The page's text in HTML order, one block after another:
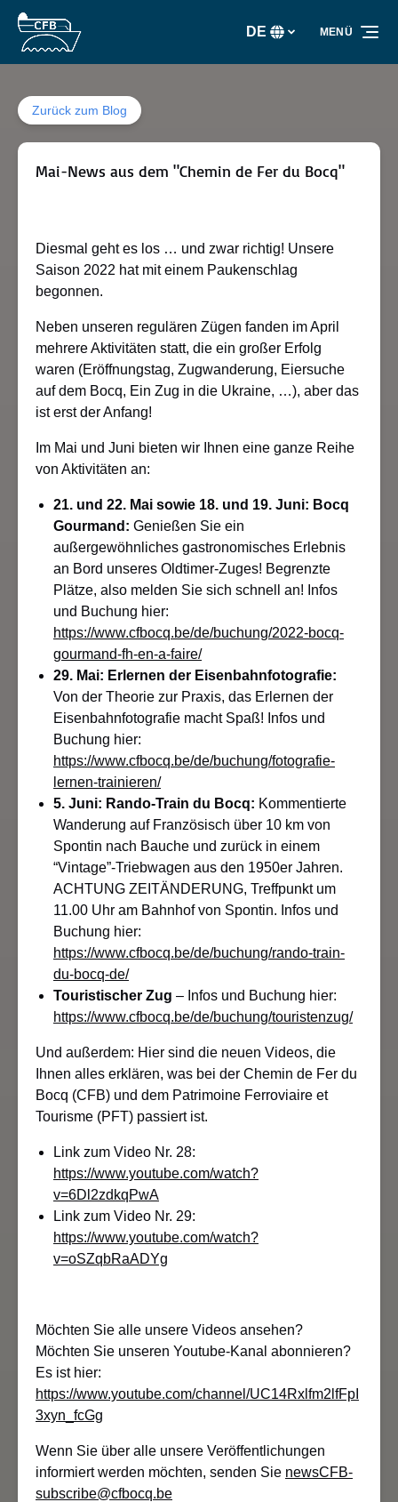
Zur Primärnavigation springen
Zum Inhalt springen
Zur Fußzeile springen
Sie
DE MENÜ
Zurück zum Blog
Mai-News aus dem "Chemin de Fer du Bocq"
Diesmal geht es los … und zwar richtig! Unsere
Saison 2022 hat mit einem Paukenschlag
begonnen.
Neben unseren regulären Zügen fanden im April
mehrere Aktivitäten statt, die ein großer Erfolg
waren (Eröffnungstag, Zugwanderung, Eiersuche
auf dem Bocq, Ein Zug in die Ukraine, …), aber das
ist erst der Anfang!
Im Mai und Juni bieten wir Ihnen eine ganze Reihe
von Aktivitäten an:
21. und 22. Mai sowie 18. und 19. Juni: Bocq
Gourmand: Genießen Sie ein
außergewöhnliches gastronomisches Erlebnis
an Bord unseres Oldtimer-Zuges! Begrenzte
Plätze, also melden Sie sich schnell an! Infos
und Buchung hier:
https://www.cfbocq.be/de/buchung/2022-bocq-
gourmand-fh-en-a-faire/
29. Mai: Erlernen der Eisenbahnfotografie:
Von der Theorie zur Praxis, das Erlernen der
Eisenbahnfotografie macht Spaß! Infos und
Buchung hier:
https://www.cfbocq.be/de/buchung/fotografie-
lernen-trainieren/
5. Juni: Rando-Train du Bocq: Kommentierte
Wanderung auf Französisch über 10 km von
Spontin nach Bauche und zurück in einem
“Vintage”-Triebwagen aus den 1950er Jahren.
ACHTUNG ZEITÄNDERUNG, Treffpunkt um
11.00 Uhr am Bahnhof von Spontin. Infos und
Buchung hier:
https://www.cfbocq.be/de/buchung/rando-train-
du-bocq-de/
Touristischer Zug – Infos und Buchung hier:
https://www.cfbocq.be/de/buchung/touristenzug/
Und außerdem: Hier sind die neuen Videos, die
Ihnen alles erklären, was bei der Chemin de Fer du
Bocq (CFB) und dem Patrimoine Ferroviaire et
Tourisme (PFT) passiert ist.
Link zum Video Nr. 28:
https://www.youtube.com/watch?
v=6Dl2zdkqPwA
Link zum Video Nr. 29:
https://www.youtube.com/watch?
v=oSZqbRaADYg
Möchten Sie alle unsere Videos ansehen?
Möchten Sie unseren Youtube-Kanal abonnieren?
Es ist hier:
https://www.youtube.com/channel/UC14Rxlfm2lfFpI
3xyn_fcGg
Wenn Sie über alle unsere Veröffentlichungen
informiert werden möchten, senden Sie newsCFB-
subscribe@cfbocq.be